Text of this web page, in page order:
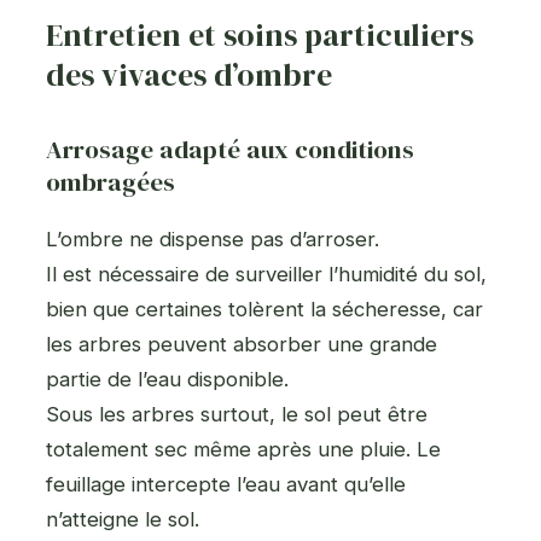
Entretien et soins particuliers
des vivaces d’ombre
Arrosage adapté aux conditions
ombragées
L’ombre ne dispense pas d’arroser.
Il est nécessaire de surveiller l’humidité du sol,
bien que certaines tolèrent la sécheresse, car
les arbres peuvent absorber une grande
partie de l’eau disponible.
Sous les arbres surtout, le sol peut être
totalement sec même après une pluie. Le
feuillage intercepte l’eau avant qu’elle
n’atteigne le sol.